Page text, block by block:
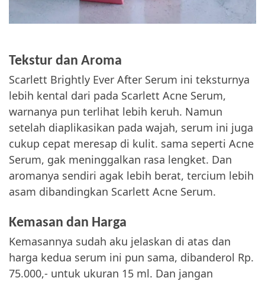
Tekstur dan Aroma
Scarlett Brightly Ever After Serum ini teksturnya
lebih kental dari pada Scarlett Acne Serum,
warnanya pun terlihat lebih keruh. Namun
setelah diaplikasikan pada wajah, serum ini juga
cukup cepat meresap di kulit. sama seperti Acne
Serum, gak meninggalkan rasa lengket. Dan
aromanya sendiri agak lebih berat, tercium lebih
asam dibandingkan Scarlett Acne Serum.
Kemasan dan Harga
Kemasannya sudah aku jelaskan di atas dan
harga kedua serum ini pun sama, dibanderol Rp.
75.000,- untuk ukuran 15 ml. Dan jangan